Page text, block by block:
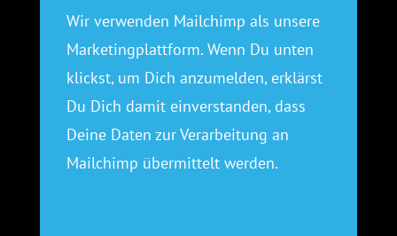
Wir verwenden Mailchimp als unsere
Marketingplattform. Wenn Du unten
klickst, um Dich anzumelden, erklärst
Du Dich damit einverstanden, dass
Deine Daten zur Verarbeitung an
Mailchimp übermittelt werden.